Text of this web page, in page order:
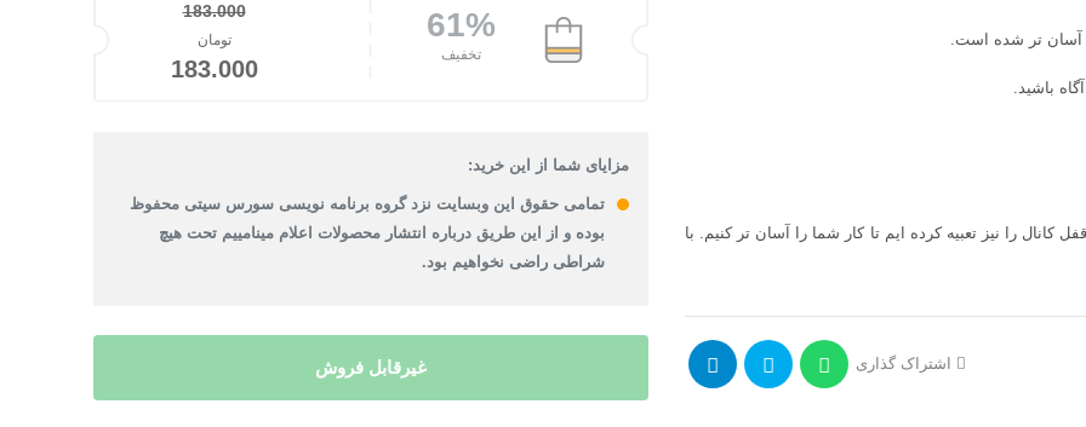
آسان تر شده است.
باشید.
را نیز تعبیه کرده ایم تا کار شما را آسان تر کنیم. با
اشتراک گذاری
61%
تخفیف
183.000
قیمت اصلی: تومان183.000 بود.تومان
183.000
مزایای شما از این خرید:
تمامی حقوق این وبسایت نزد گروه برنامه نویسی سورس سیتی محفوظ
بوده و از این طریق درباره انتشار محصولات اعلام مینامییم تحت هیچ
شراطی راضی نخواهیم بود.
غیرقابل فروش